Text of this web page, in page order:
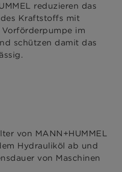
reduzieren das
Kraftstoffs mit
im
schützen damit das
von MANN+HUMMEL
Hydrauliköl ab und
von Maschinen